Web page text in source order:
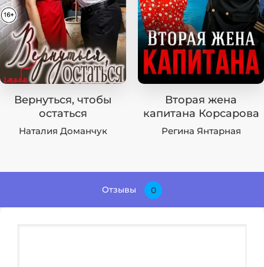
Вернуться, чтобы
остаться
Наталия Доманчук
Вторая жена
капитана Корсарова
Регина Янтарная
Отзывы 0